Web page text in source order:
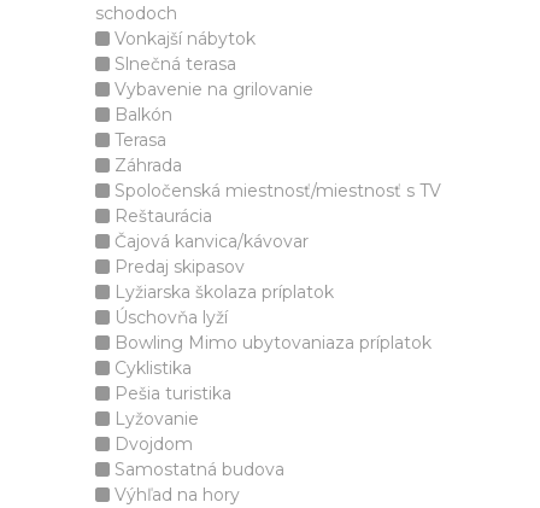
schodoch
Vonkajší nábytok
Slnečná terasa
Vybavenie na grilovanie
Balkón
Terasa
Záhrada
Spoločenská miestnosť/miestnosť s TV
Reštaurácia
Čajová kanvica/kávovar
Predaj skipasov
Lyžiarska školaza príplatok
Úschovňa lyží
Bowling Mimo ubytovaniaza príplatok
Cyklistika
Pešia turistika
Lyžovanie
Dvojdom
Samostatná budova
Výhľad na hory